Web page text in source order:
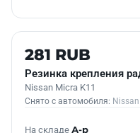
Б/У В НАЛИЧИИ
281 RUB
Резинка крепления
Nissan Micra K11
Снято с автомобиля:
На складе А-р